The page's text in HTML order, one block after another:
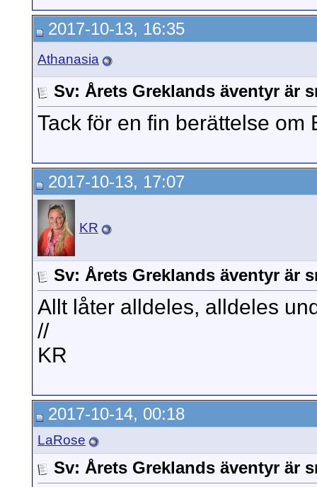
2017-10-13, 16:35
Athanasia
Sv: Årets Greklands äventyr är
Tack för en fin berättelse om
2017-10-13, 17:07
KR
Sv: Årets Greklands äventyr är
Allt låter alldeles, alldeles
//
KR
2017-10-14, 00:18
LaRose
Sv: Årets Greklands äventyr är